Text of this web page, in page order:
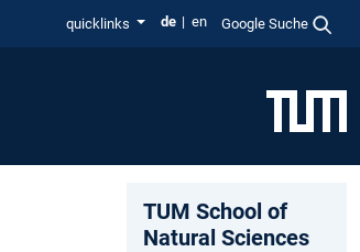
quicklinks de en Google Suche
TUM School of
Natural Sciences